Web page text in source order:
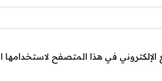
في هذا المتصفح لاستخدامها